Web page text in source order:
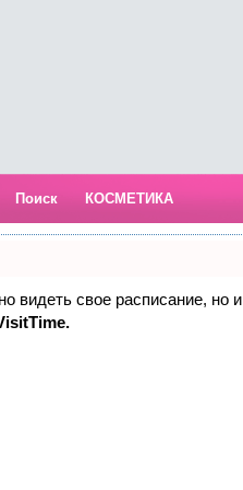
Поиск КОСМЕТИКА
видеть свое расписание, но и